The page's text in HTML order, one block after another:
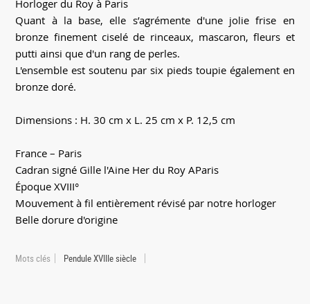
Horloger du Roy à Paris
Quant à la base, elle s’agrémente d'une jolie frise en
bronze finement ciselé de rinceaux, mascaron, fleurs et
putti ainsi que d'un rang de perles.
L'ensemble est soutenu par six pieds toupie également en
bronze doré.
Dimensions : H. 30 cm x L. 25 cm x P. 12,5 cm
France – Paris
Cadran signé Gille l'Aine Her du Roy AParis
Époque XVIII°
Mouvement à fil entièrement révisé par notre horloger
Belle dorure d'origine
Mots clés Pendule XVIIIe siècle